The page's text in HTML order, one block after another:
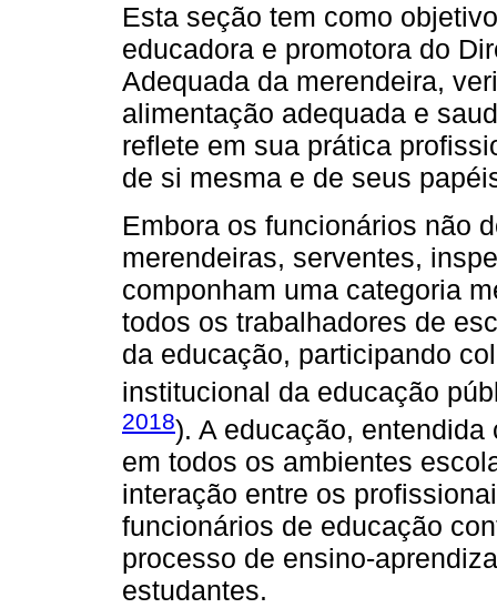
Esta seção tem como
educadora e promotora do
Adequada da merendeira,
alimentação adequada e
reflete em sua prática
de si mesma e de seus
Embora os funcionários não
merendeiras, serventes,
componham uma categoria
todos os trabalhadores de
da educação, participando
institucional da educação
2018). A educação,
em todos os ambientes
interação entre os
funcionários de educação
processo de ensino-
estudantes.